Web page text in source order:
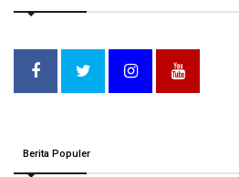
Berita Populer